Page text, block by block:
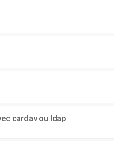
cardav ou ldap